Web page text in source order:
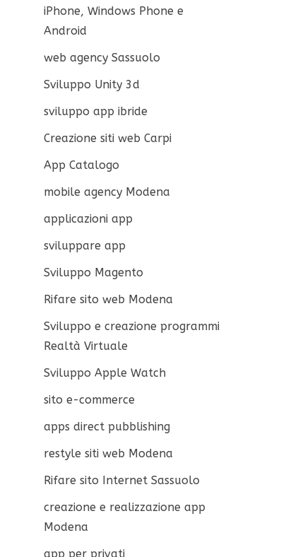
iPhone, Windows Phone e
Android
web agency Sassuolo
Sviluppo Unity 3d
sviluppo app ibride
Creazione siti web Carpi
App Catalogo
mobile agency Modena
applicazioni app
sviluppare app
Sviluppo Magento
Rifare sito web Modena
Sviluppo e creazione programmi
Realtà Virtuale
Sviluppo Apple Watch
sito e-commerce
apps direct pubblishing
restyle siti web Modena
Rifare sito Internet Sassuolo
creazione e realizzazione app
Modena
app per privati